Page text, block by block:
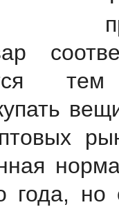
тем
года, но